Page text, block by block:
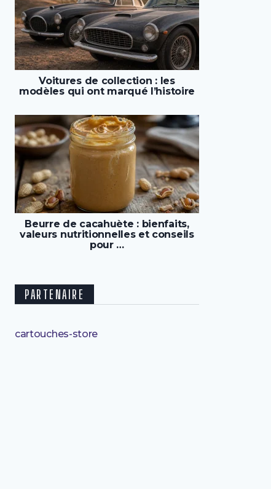
Voitures de collection : les
modèles qui ont marqué l’histoire
Beurre de cacahuète : bienfaits,
valeurs nutritionnelles et conseils
pour …
PARTENAIRE
cartouches-store